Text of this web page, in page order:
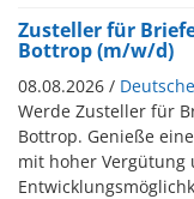
Zusteller für
Bottrop (m/w/d)
08.08.2026 /
Werde Zusteller für
Bottrop. Genieße
mit hoher Vergütung